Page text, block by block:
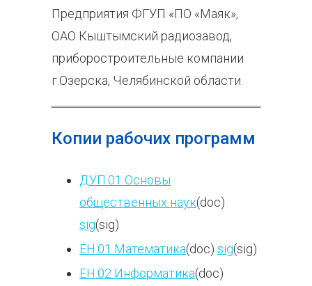
Предприятия ФГУП «ПО «Маяк»,
ОАО Кыштымский радиозавод,
приборостроительные компании
г.Озерска, Челябинской области.
Копии рабочих программ
ДУП.01 Основы
общественных наук(doc)
sig(sig)
ЕН.01 Математика(doc) sig(sig)
ЕН.02 Информатика(doc)